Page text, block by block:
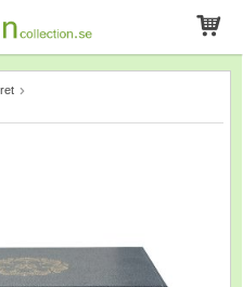
i varukorgen